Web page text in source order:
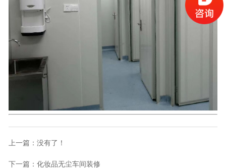
上一篇：没有了！
下一篇： 化妆品无尘车间装修